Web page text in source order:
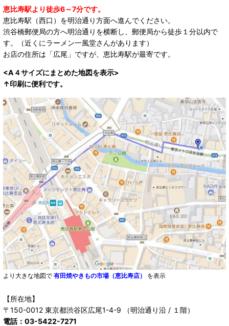
恵比寿駅より徒歩6～7分です。
恵比寿駅（西口）を明治通り方面へ進んでください。
渋谷橋郵便局の方へ明治通りを横断し、郵便局から徒歩１分以内で
す。（近くにラーメン一風堂さんがあります）
お店の住所は「広尾」ですが、恵比寿駅が最寄です。
<A４サイズにまとめた地図を表示>
↑印刷に便利です。
より大きな地図で 有田焼やきもの市場（恵比寿店） を表示
【所在地】
〒150-0012 東京都渋谷区広尾1-4-9 （明治通り沿 / １階）
電話：03-5422-7271